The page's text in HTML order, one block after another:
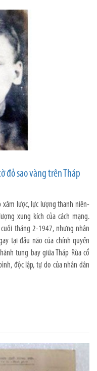
đỏ sao vàng trên Tháp
xâm lược, lực lượng thanh niên-
xung kích của cách mạng.
tháng 2-1947, nhưng nhân
tại đầu não của chính quyền
tung bay giữa Tháp Rùa cổ
độc lập, tự do của nhân dân